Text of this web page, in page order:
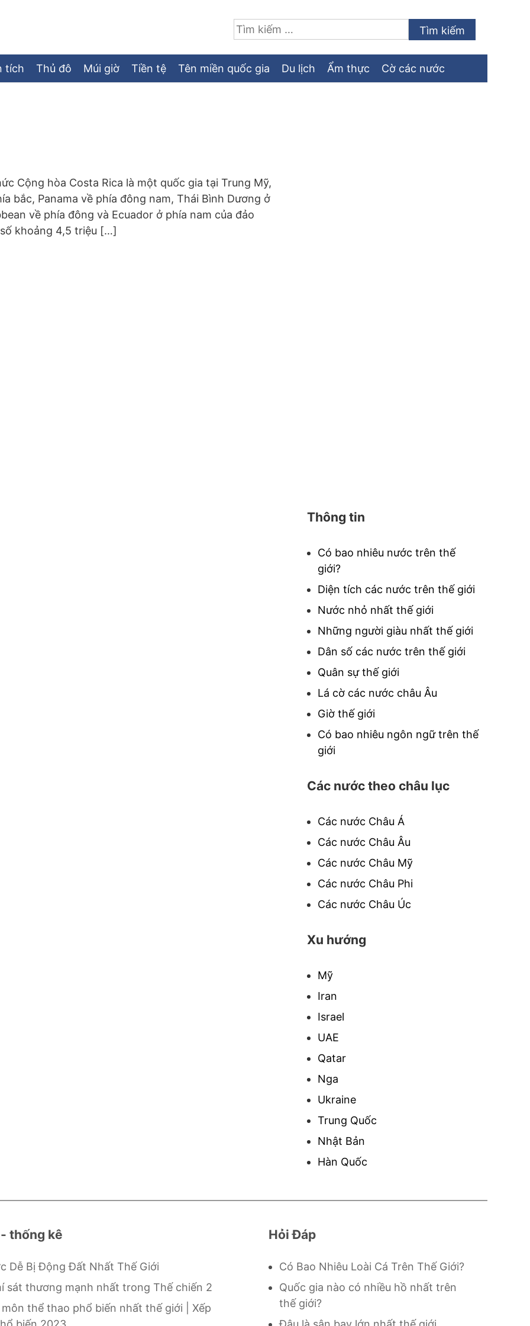
Tìm:
tích Thủ đô Múi giờ Tiền tệ Tên miền quốc gia Du lịch Ẩm thực Cờ các nước
Cộng hòa Costa Rica là một quốc gia tại Trung Mỹ,
bắc, Panama về phía đông nam, Thái Bình Dương ở
về phía đông và Ecuador ở phía nam của đảo
khoảng 4,5 triệu […]
Thông tin
Có bao nhiêu nước trên thế
giới?
Diện tích các nước trên thế giới
Nước nhỏ nhất thế giới
Những người giàu nhất thế giới
Dân số các nước trên thế giới
Quân sự thế giới
Lá cờ các nước châu Âu
Giờ thế giới
Có bao nhiêu ngôn ngữ trên thế
giới
Các nước theo châu lục
Các nước Châu Á
Các nước Châu Âu
Các nước Châu Mỹ
Các nước Châu Phi
Các nước Châu Úc
Xu hướng
Mỹ
Iran
Israel
UAE
Qatar
Nga
Ukraine
Trung Quốc
Nhật Bản
Hàn Quốc
thống kê
Dễ Bị Động Đất Nhất Thế Giới
sát thương mạnh nhất trong Thế chiến 2
môn thể thao phổ biến nhất thế giới | Xếp
Hỏi Đáp
Có Bao Nhiêu Loài Cá Trên Thế Giới?
Quốc gia nào có nhiều hồ nhất trên
thế giới?